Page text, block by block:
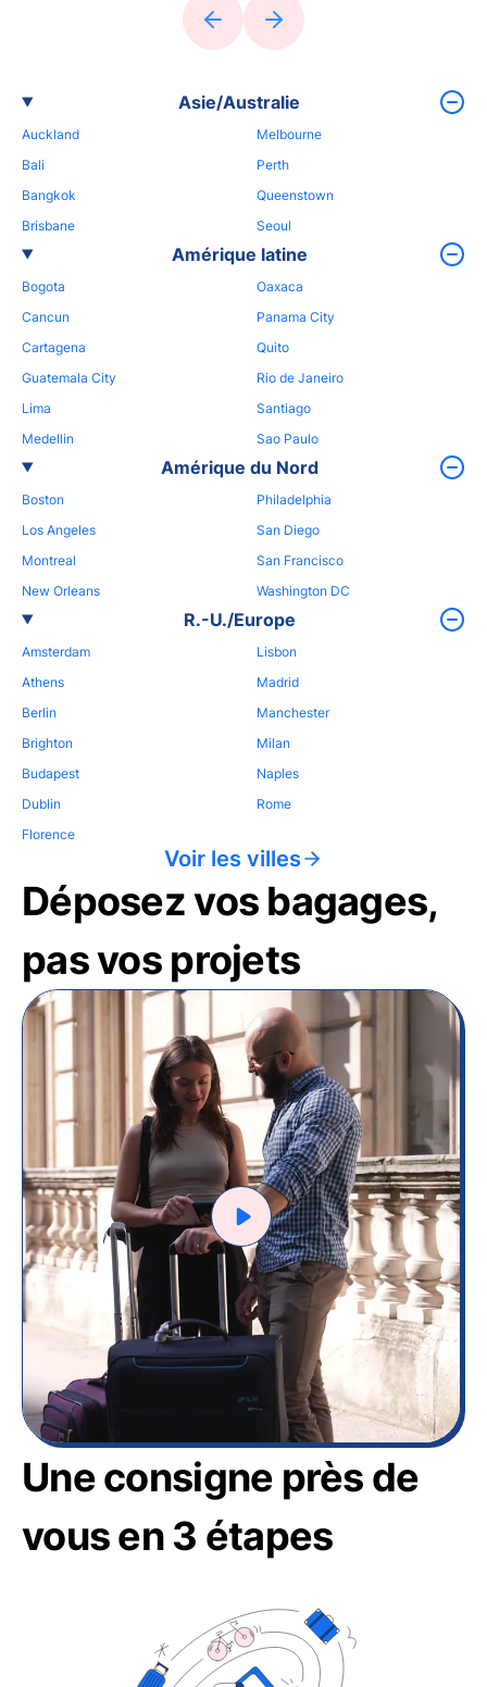
Asie/Australie
Auckland
Bali
Bangkok
Brisbane
Melbourne
Perth
Queenstown
Seoul
Amérique latine
Bogota
Cancun
Cartagena
Guatemala City
Lima
Medellin
Oaxaca
Panama City
Quito
Rio de Janeiro
Santiago
Sao Paulo
Amérique du Nord
Boston
Los Angeles
Montreal
New Orleans
Philadelphia
San Diego
San Francisco
Washington DC
R.-U./Europe
Amsterdam
Athens
Berlin
Brighton
Budapest
Dublin
Florence
Lisbon
Madrid
Manchester
Milan
Naples
Rome
Voir les villes
Déposez vos bagages,
pas vos projets
Une consigne près de
vous en 3 étapes